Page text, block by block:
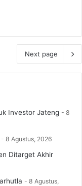
Next page
Investor Jateng
8
8 Agustus, 2026
Ditarget Akhir
8 Agustus,